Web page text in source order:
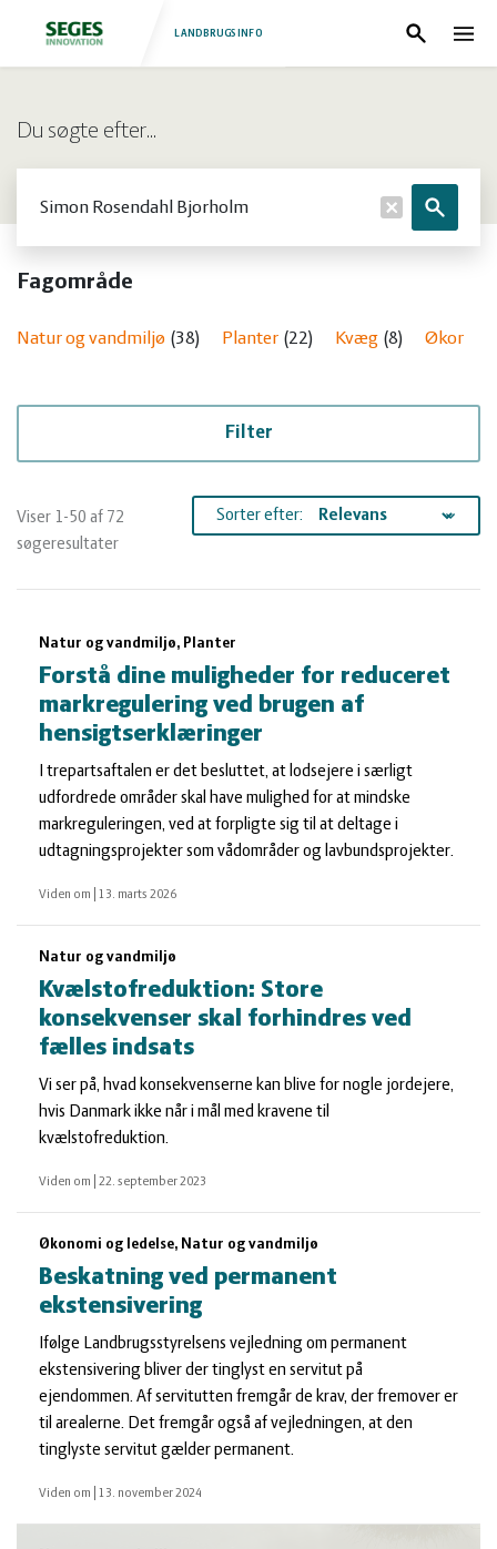
ind
Forside
vandmiljø
Økologi
Økonomi
og
ledelse
Øvrige
dyr
Grise
Økonomi
og
ledelse
Øvrige
dyr
LANDBRUGSINFO Søg
Du søgte efter…
Søg
Fagområde
Natur og vandmiljø 38 Planter 22 Kvæg 8 Økonomi
Filter
Viser 1-50 af 72
søgeresultater
Sorter efter:
Søgeresultater
Natur og vandmiljø, Planter
Forstå dine muligheder for reduceret
markregulering ved brugen af
hensigtserklæringer
I trepartsaftalen er det besluttet, at lodsejere i særligt
udfordrede områder skal have mulighed for at mindske
markreguleringen, ved at forpligte sig til at deltage i
udtagningsprojekter som vådområder og lavbundsprojekter.
Viden om 13. marts 2026
Natur og vandmiljø
Kvælstofreduktion: Store
konsekvenser skal forhindres ved
fælles indsats
Vi ser på, hvad konsekvenserne kan blive for nogle jordejere,
hvis Danmark ikke når i mål med kravene til
kvælstofreduktion.
Viden om 22. september 2023
Økonomi og ledelse, Natur og vandmiljø
Beskatning ved permanent
ekstensivering
Ifølge Landbrugsstyrelsens vejledning om permanent
ekstensivering bliver der tinglyst en servitut på
ejendommen. Af servitutten fremgår de krav, der fremover er
til arealerne. Det fremgår også af vejledningen, at den
tinglyste servitut gælder permanent.
Viden om 13. november 2024